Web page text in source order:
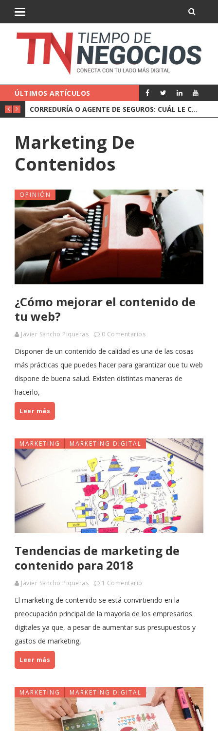
ÚLTIMOS ARTÍCULOS
CORREDURÍA O AGENTE DE SEGUROS: CUÁL LE CONVIENE A UNA EMPRESA
Marketing De
Contenidos
OPINIÓN
¿Cómo mejorar el contenido de
tu web?
Javier Sancho Piqueras 0 Comentarios
Disponer de un contenido de calidad es una de las cosas
más prácticas que puedes hacer para garantizar que tu web
dispone de buena salud. Existen distintas maneras de
hacerlo,
Leer más
MARKETING MARKETING DIGITAL
Tendencias de marketing de
contenido para 2018
Javier Sancho Piqueras 1 Comentario
El marketing de contenido se está convirtiendo en la
preocupación principal de la mayoría de los empresarios
digitales ya que, a pesar de aumentar sus presupuestos y
gastos de marketing,
Leer más
MARKETING MARKETING DIGITAL